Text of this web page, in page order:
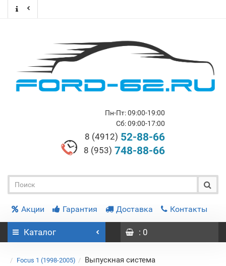
Пн-Пт: 09:00-19:00
Сб: 09:00-17:00
8 (4912) 52-88-66
8 (953) 748-88-66
Акции Гарантия Доставка Контакты
Каталог : 0
Focus 1 (1998-2005) Выпускная система